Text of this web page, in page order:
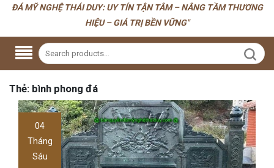
ĐÁ MỸ NGHỆ THÁI DUY: UY TÍN TẬN TÂM – NÂNG TẦM THƯƠNG
HIỆU – GIÁ TRỊ BỀN VỮNG"
Thẻ: bình phong đá
04
Tháng
Sáu